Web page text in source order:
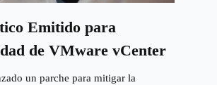
Emitido para
de VMware vCenter
un parche para mitigar la